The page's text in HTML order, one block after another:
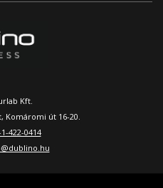
Kft.
Komáromi út 16-20.
422-0414